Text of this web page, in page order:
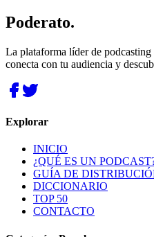
Poderato.
La plataforma líder de
conecta con tu audiencia y
Explorar
INICIO
¿QUÉ ES UN
GUÍA DE
DICCIONARIO
TOP 50
CONTACTO